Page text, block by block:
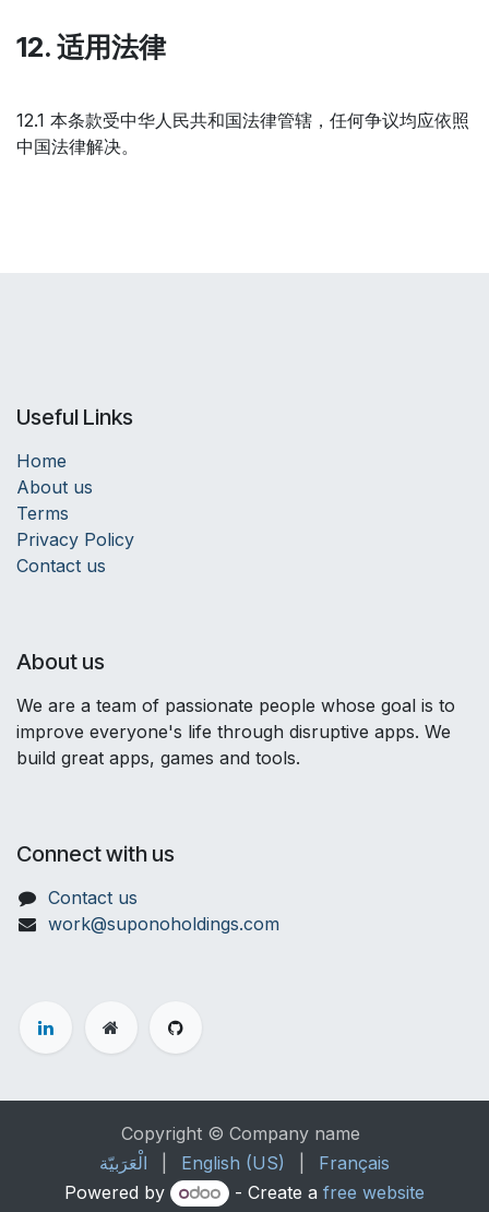
12. 适用法律
12.1 本条款受中华人民共和国法律管辖，任何争议均应依照
中国法律解决。
Useful Links
Home
About us
Terms
Privacy Policy
Contact us
About us
We are a team of passionate people whose goal is to
improve everyone's life through disruptive apps. We
build great apps, games and tools.
Connect with us
Contact us
work@suponoholdings.com
Copyright © Company name
الْعَرَبيّة
English (US)
Français
Powered by
- Create afree website